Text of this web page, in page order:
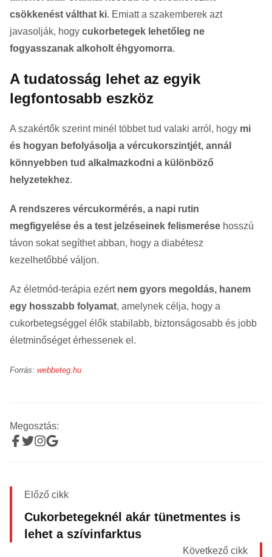
csökkenést válthat ki. Emiatt a szakemberek azt
javasolják, hogy cukorbetegek lehetőleg ne
fogyasszanak alkoholt éhgyomorra.
A tudatosság lehet az egyik
legfontosabb eszköz
A szakértők szerint minél többet tud valaki arról, hogy mi
és hogyan befolyásolja a vércukorszintjét, annál
könnyebben tud alkalmazkodni a különböző
helyzetekhez.
A rendszeres vércukormérés, a napi rutin
megfigyelése és a test jelzéseinek felismerése hosszú
távon sokat segíthet abban, hogy a diabétesz
kezelhetőbbé váljon.
Az életmód-terápia ezért nem gyors megoldás, hanem
egy hosszabb folyamat, amelynek célja, hogy a
cukorbetegséggel élők stabilabb, biztonságosabb és jobb
életminőséget érhessenek el.
Forrás: webbeteg.hu
Megosztás:
Előző cikk
Cukorbetegeknél akár tünetmentes is
lehet a szívinfarktus
Következő cikk